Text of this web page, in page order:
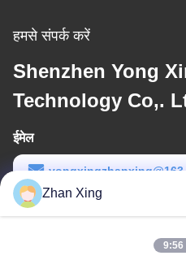
हमसे संपर्क करें
Shenzhen Yong
Technology Co,.
ईमेल
कार्य समय
Zhan Xing
9:56